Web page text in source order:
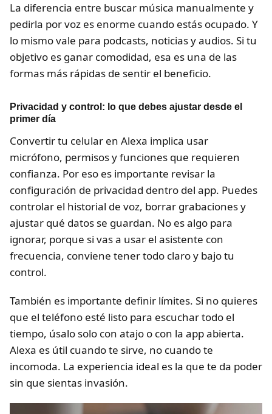
La diferencia entre buscar música manualmente y
pedirla por voz es enorme cuando estás ocupado. Y
lo mismo vale para podcasts, noticias y audios. Si tu
objetivo es ganar comodidad, esa es una de las
formas más rápidas de sentir el beneficio.
Privacidad y control: lo que debes ajustar desde el
primer día
Convertir tu celular en Alexa implica usar
micrófono, permisos y funciones que requieren
confianza. Por eso es importante revisar la
configuración de privacidad dentro del app. Puedes
controlar el historial de voz, borrar grabaciones y
ajustar qué datos se guardan. No es algo para
ignorar, porque si vas a usar el asistente con
frecuencia, conviene tener todo claro y bajo tu
control.
También es importante definir límites. Si no quieres
que el teléfono esté listo para escuchar todo el
tiempo, úsalo solo con atajo o con la app abierta.
Alexa es útil cuando te sirve, no cuando te
incomoda. La experiencia ideal es la que te da poder
sin que sientas invasión.